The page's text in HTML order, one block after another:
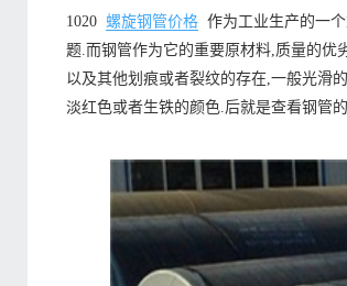
1020 螺旋钢管价格 作为工业生产的一
题.而钢管作为它的重要原材料,质量的优
以及其他划痕或者裂纹的存在,一般光滑
淡红色或者生铁的颜色.后就是查看钢管